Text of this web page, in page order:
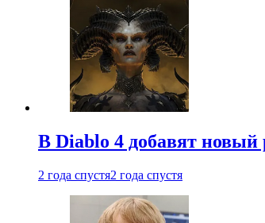
В Diablo 4 добавят новый
2 года спустя2 года спустя